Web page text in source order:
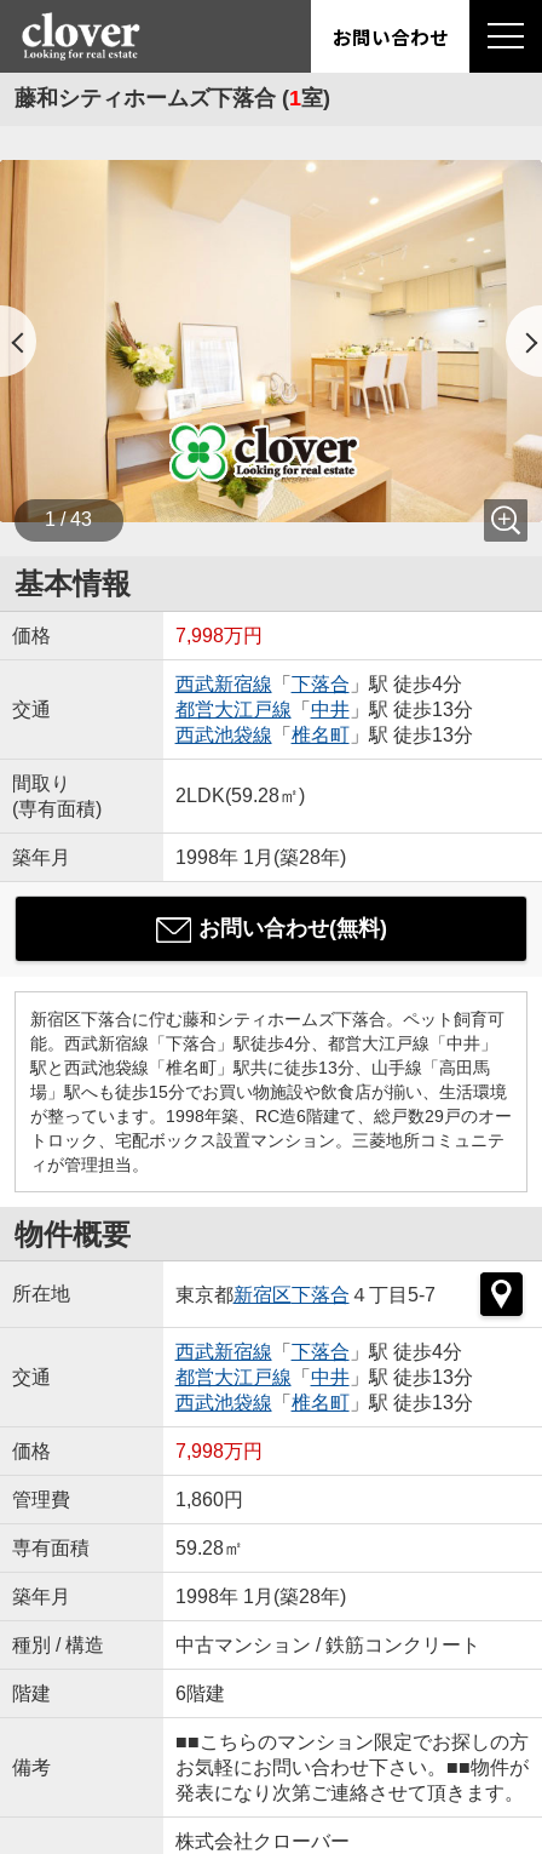
お問い合わせ
藤和シティホームズ下落合 (1室)
1 / 43
基本情報
価格 7,998万円
交通
西武新宿線 「 下落合 」駅 徒歩4分
都営大江戸線 「 中井」駅 徒歩13分
西武池袋線 「 椎名町」駅 徒歩13分
間取り
(専有面積)
2LDK(59.28㎡)
築年月 1998年 1月(築28年)
お問い合わせ(無料)
新宿区下落合に佇む藤和シティホームズ下落合。ペット飼育可
能。西武新宿線「下落合」駅徒歩4分、都営大江戸線「中井」
駅と西武池袋線「椎名町」駅共に徒歩13分、山手線「高田馬
場」駅へも徒歩15分でお買い物施設や飲食店が揃い、生活環境
が整っています。1998年築、RC造6階建て、総戸数29戸のオー
トロック、宅配ボックス設置マンション。三菱地所コミュニテ
ィが管理担当。
物件概要
所在地 東京都新宿区下落合 ４丁目5-7
交通
西武新宿線 「 下落合 」駅 徒歩4分
都営大江戸線 「 中井」駅 徒歩13分
西武池袋線 「 椎名町」駅 徒歩13分
価格 7,998万円
管理費 1,860円
専有面積 59.28㎡
築年月 1998年 1月(築28年)
種別 / 構造 中古マンション / 鉄筋コンクリート
階建 6階建
備考
■■こちらのマンション限定でお探しの方
お気軽にお問い合わせ下さい。■■物件が
発表になり次第ご連絡させて頂きます。
株式会社クローバー